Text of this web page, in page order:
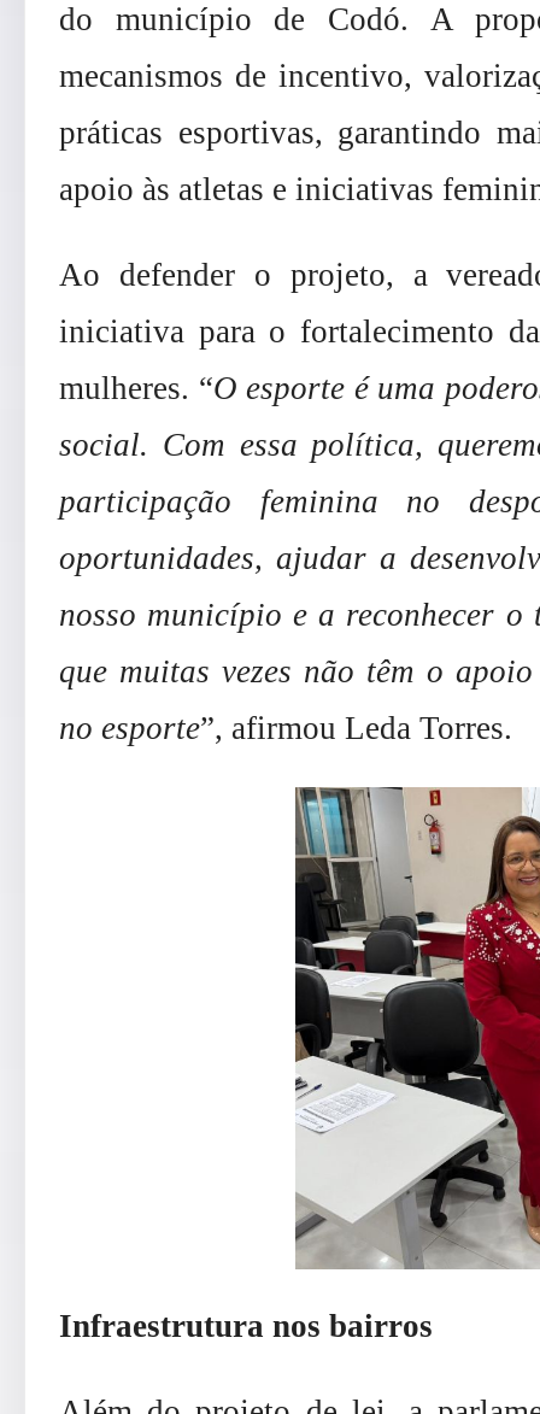
do município de Codó. A
mecanismos de incentivo,
práticas esportivas, garantindo
apoio às atletas e iniciativas
Ao defender o projeto, a
iniciativa para o fortalecimento
mulheres. “O esporte é uma
social. Com essa política,
participação feminina no
oportunidades, ajudar a
nosso município e a reconhecer o
que muitas vezes não têm o
no esporte”, afirmou Leda Torres.
Infraestrutura nos bairros